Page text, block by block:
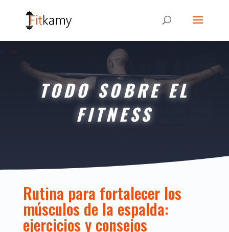
TODO SOBRE EL
FITNESS
Rutina para fortalecer los
músculos de la espalda:
ejercicios y consejos